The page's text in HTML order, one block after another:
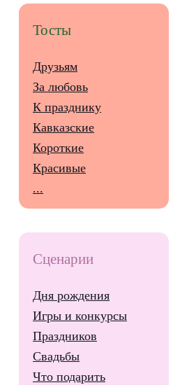
Тосты
Друзьям
За любовь
К празднику
Кавказские
Короткие
Красивые
...
Сценарии
Дня рождения
Игры и конкурсы
Праздников
Свадьбы
Что подарить